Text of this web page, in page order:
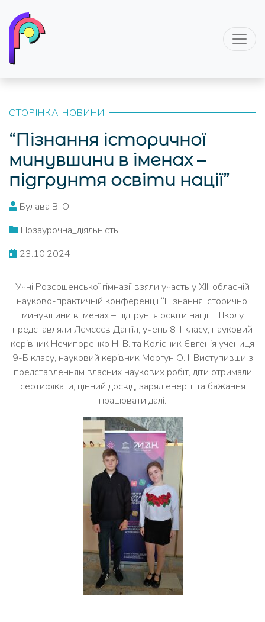
СТОРІНКА НОВИНИ
“Пізнання історичної
минувшини в іменах –
підгрунтя освіти нації”
Булава В. О.
Позаурочна_діяльність
23.10.2024
Учні Розсошенської гімназії взяли участь у ХІІІ обласній
науково-практичній конференції “Пізнання історичної
минувшини в іменах – підгрунтя освіти нації”. Школу
представляли Лємєсєв Данііл, учень 8-І класу, науковий
керівник Нечипоренко Н. В. та Колісник Євгенія учениця
9-Б класу, науковий керівник Моргун О. І. Виступивши з
представленням власних наукових робіт, діти отримали
сертифікати, цінний досвід, заряд енергії та бажання
працювати далі.